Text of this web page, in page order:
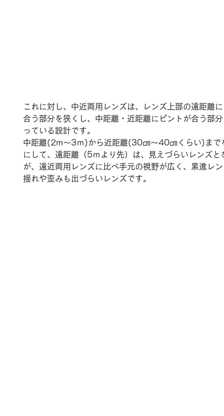
これに対し、中近両用レンズは、レンズ上部の遠距離
合う部分を狭くし、中距離・近距離にピントが合う部
っている設計です。
中距離(2m～3ｍ)から近距離(30㎝～40㎝くらい)まで
にして、遠距離（5ｍより先）は、見えづらいレンズと
が、遠近両用レンズに比べ手元の視野が広く、累進レ
揺れや歪みも出づらいレンズです。